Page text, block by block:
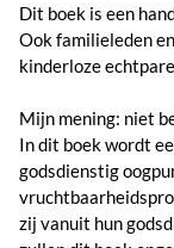
Dit boek is een
Ook familieleden
kinderloze
Mijn mening: niet
In dit boek wordt
godsdienstig
zij vanuit hun